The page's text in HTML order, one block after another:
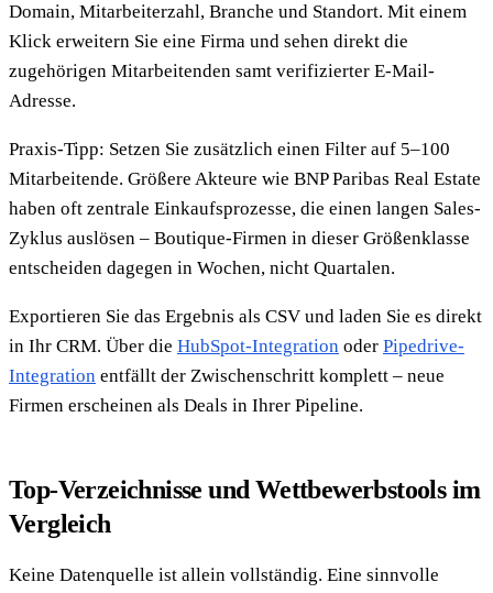
Domain, Mitarbeiterzahl, Branche und Standort. Mit einem
Klick erweitern Sie eine Firma und sehen direkt die
zugehörigen Mitarbeitenden samt verifizierter E-Mail-
Adresse.
Praxis-Tipp: Setzen Sie zusätzlich einen Filter auf 5–100
Mitarbeitende. Größere Akteure wie BNP Paribas Real Estate
haben oft zentrale Einkaufsprozesse, die einen langen Sales-
Zyklus auslösen – Boutique-Firmen in dieser Größenklasse
entscheiden dagegen in Wochen, nicht Quartalen.
Exportieren Sie das Ergebnis als CSV und laden Sie es direkt
in Ihr CRM. Über die HubSpot-Integration oder Pipedrive-
Integration entfällt der Zwischenschritt komplett – neue
Firmen erscheinen als Deals in Ihrer Pipeline.
Top-Verzeichnisse und Wettbewerbstools im
Vergleich
Keine Datenquelle ist allein vollständig. Eine sinnvolle